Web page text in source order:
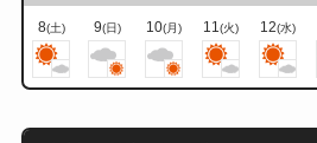
8(土) 9(日) 10(月) 11 (火) 12(水)